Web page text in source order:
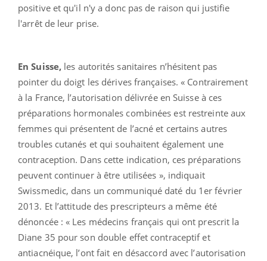
positive et qu'il n'y a donc pas de raison qui justifie
l'arrêt de leur prise.
En Suisse, les autorités sanitaires n’hésitent pas
pointer du doigt les dérives françaises. « Contrairement
à la France, l’autorisation délivrée en Suisse à ces
préparations hormonales combinées est restreinte aux
femmes qui présentent de l’acné et certains autres
troubles cutanés et qui souhaitent également une
contraception. Dans cette indication, ces préparations
peuvent continuer à être utilisées », indiquait
Swissmedic, dans un communiqué daté du 1er février
2013. Et l’attitude des prescripteurs a même été
dénoncée : « Les médecins français qui ont prescrit la
Diane 35 pour son double effet contraceptif et
antiacnéique, l’ont fait en désaccord avec l’autorisation